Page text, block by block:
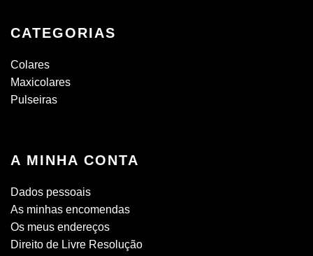
CATEGORIAS
Colares
Maxicolares
Pulseiras
A MINHA CONTA
Dados pessoais
As minhas encomendas
Os meus endereços
Direito de Livre Resolução